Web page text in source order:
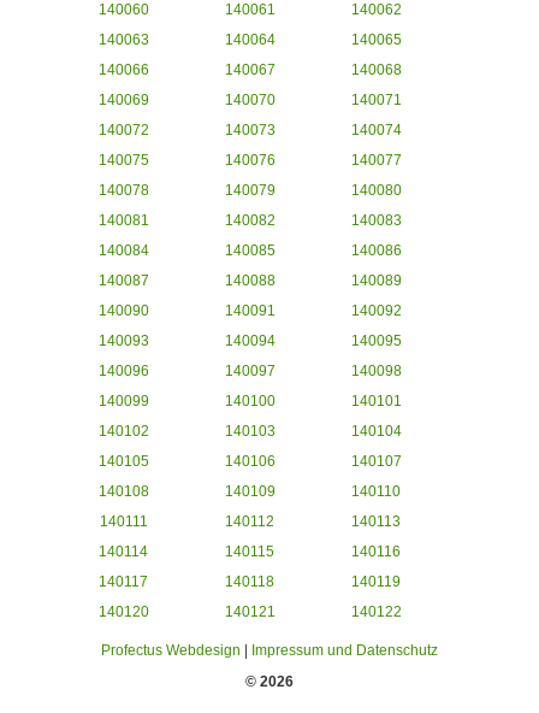
140060
140061
140062
140063
140064
140065
140066
140067
140068
140069
140070
140071
140072
140073
140074
140075
140076
140077
140078
140079
140080
140081
140082
140083
140084
140085
140086
140087
140088
140089
140090
140091
140092
140093
140094
140095
140096
140097
140098
140099
140100
140101
140102
140103
140104
140105
140106
140107
140108
140109
140110
140111
140112
140113
140114
140115
140116
140117
140118
140119
140120
140121 140122
Profectus Webdesign
Impressum und Datenschutz
© 2026